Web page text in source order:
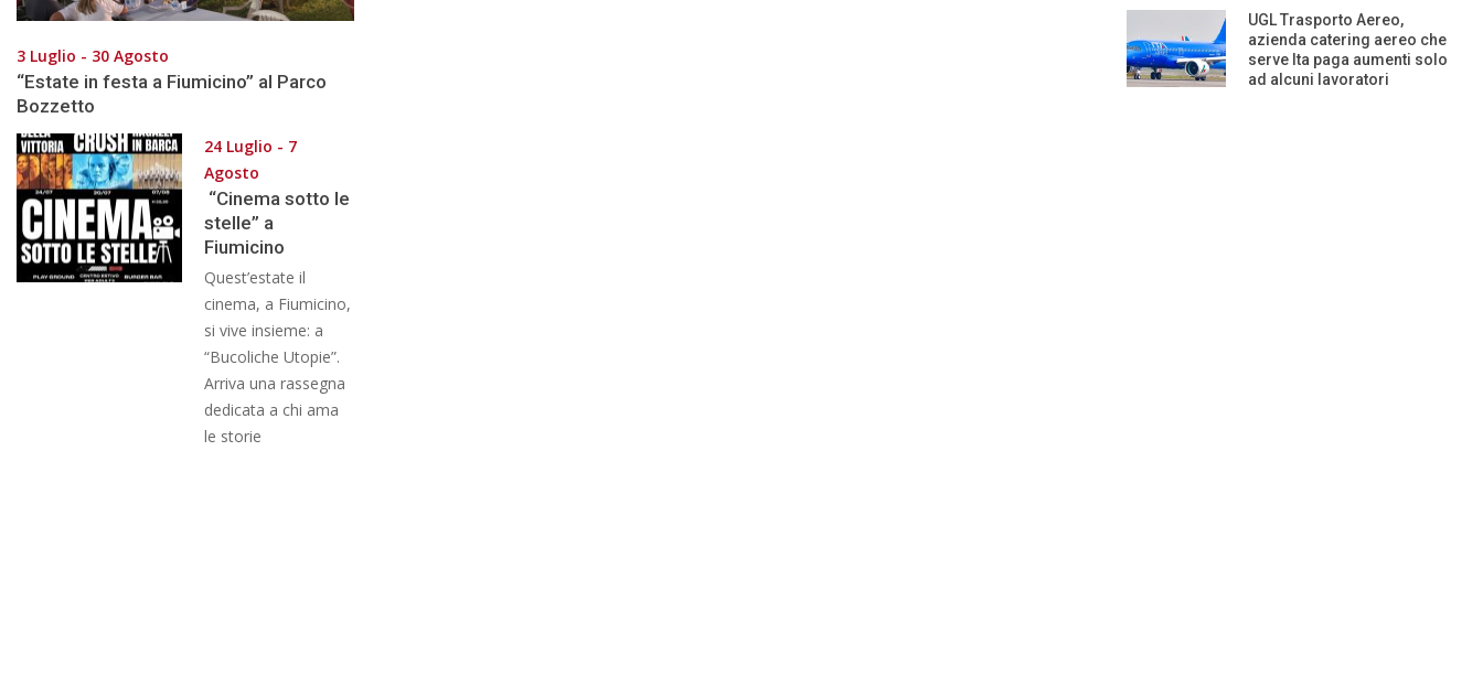
3 Luglio - 30 Agosto
“Estate in festa a Fiumicino” al Parco
Bozzetto
24 Luglio - 7
Agosto
“Cinema sotto le
stelle” a
Fiumicino
Quest’estate il
cinema, a Fiumicino,
si vive insieme: a
“Bucoliche Utopie”.
Arriva una rassegna
dedicata a chi ama
le storie
UGL Trasporto Aereo,
azienda catering aereo che
serve Ita paga aumenti solo
ad alcuni lavoratori